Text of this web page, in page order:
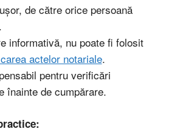
de către orice persoană
informativă, nu poate fi folosit
actelor notariale.
pentru verificări
înainte de cumpărare.